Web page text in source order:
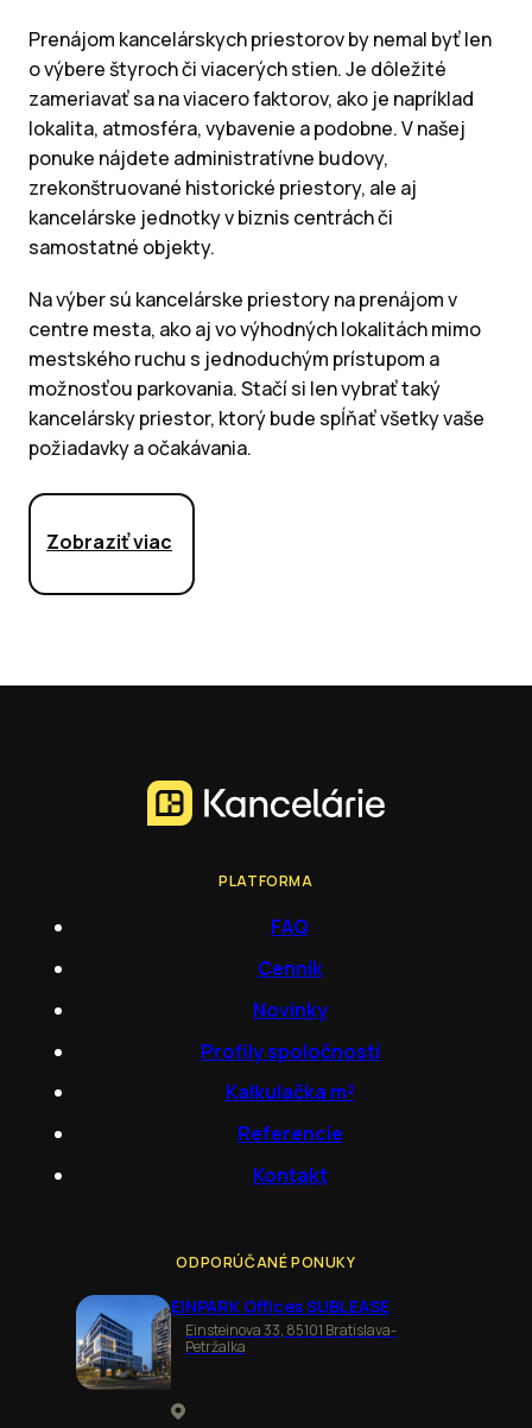
Prenájom kancelárskych priestorov by nemal byť len
o výbere štyroch či viacerých stien. Je dôležité
zameriavať sa na viacero faktorov, ako je napríklad
lokalita, atmosféra, vybavenie a podobne. V našej
ponuke nájdete administratívne budovy,
zrekonštruované historické priestory, ale aj
kancelárske jednotky v biznis centrách či
samostatné objekty.
Na výber sú kancelárske priestory na prenájom v
centre mesta, ako aj vo výhodných lokalitách mimo
mestského ruchu s jednoduchým prístupom a
možnosťou parkovania. Stačí si len vybrať taký
kancelársky priestor, ktorý bude spĺňať všetky vaše
požiadavky a očakávania.
Zobraziť viac
PLATFORMA
FAQ
Cenník
Novinky
Profily spoločností
Kalkulačka m²
Referencie
Kontakt
ODPORÚČANÉ PONUKY
EINPARK Offices SUBLEASE
Einsteinova 33, 85101 Bratislava-
Petržalka